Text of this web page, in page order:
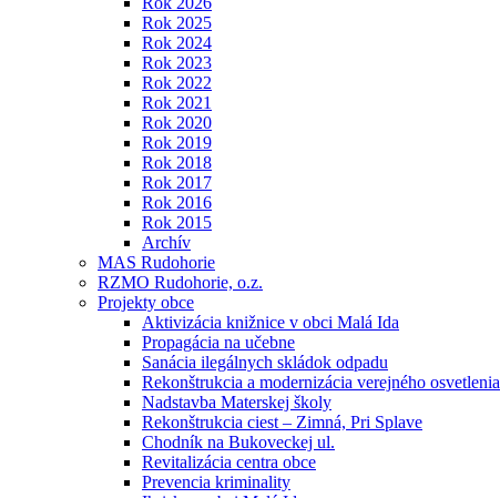
Rok 2025
Rok 2024
Rok 2023
Rok 2022
Rok 2021
Rok 2020
Rok 2019
Rok 2018
Rok 2017
Rok 2016
Rok 2015
Archív
MAS Rudohorie
RZMO Rudohorie, o.z.
Projekty obce
Aktivizácia knižnice v obci Malá Ida
Propagácia na učebne
Sanácia ilegálnych skládok odpadu
Rekonštrukcia a modernizácia verejného osvetlenia
Nadstavba Materskej školy
Rekonštrukcia ciest – Zimná, Pri Splave
Chodník na Bukoveckej ul.
Revitalizácia centra obce
Prevencia kriminality